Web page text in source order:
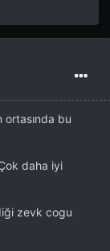
ortasında bu
daha iyi
zevk cogu